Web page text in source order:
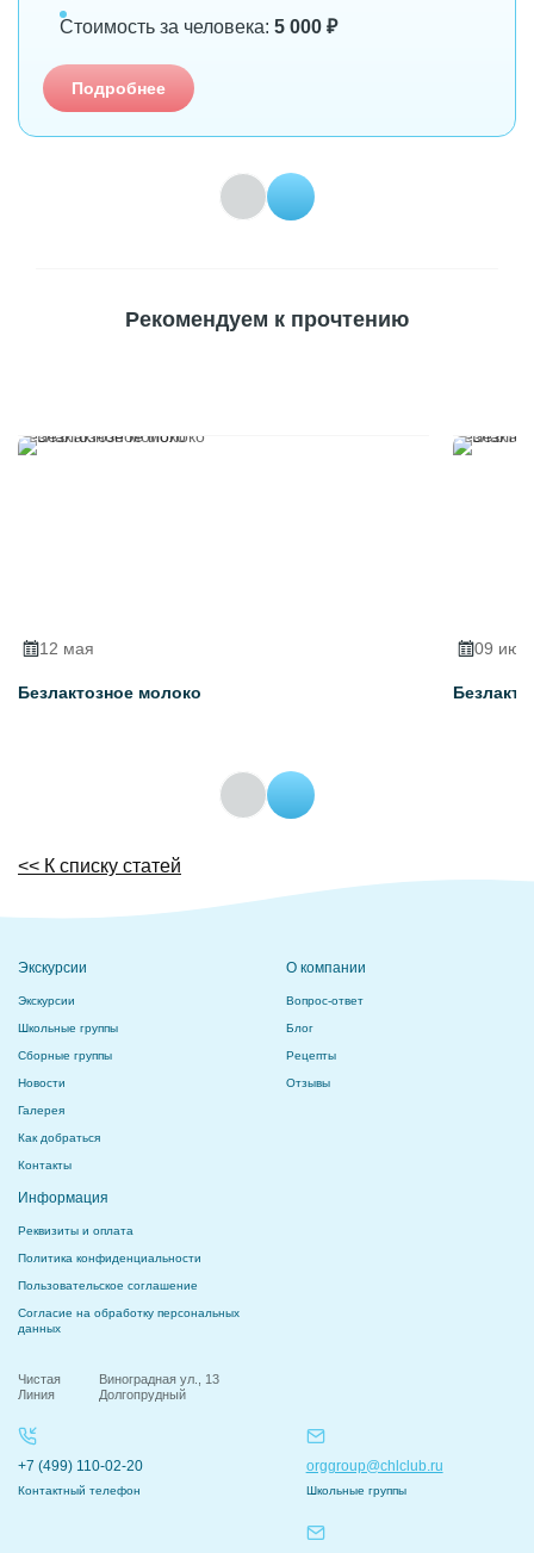
Стоимость за человека: 5 000 ₽
Подробнее
Рекомендуем к прочтению
Безлактозное молоко
12 мая
Безлактозное молоко
09
<< К списку статей
Экскурсии
Экскурсии
Школьные группы
Сборные группы
Новости
Галерея
Как добраться
Контакты
О компании
Вопрос-ответ
Блог
Рецепты
Отзывы
Информация
Реквизиты и оплата
Политика конфиденциальности
Пользовательское соглашение
Согласие на обработку персональных
данных
Чистая
Линия
Виноградная ул., 13
Долгопрудный
+7 (499) 110-02-20
Контактный телефон
orggroup@chlclub.ru
Школьные группы